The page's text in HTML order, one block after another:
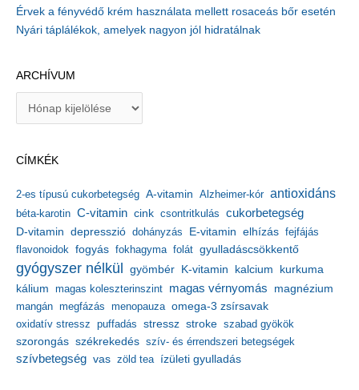
Érvek a fényvédő krém használata mellett rosaceás bőr esetén
Nyári táplálékok, amelyek nagyon jól hidratálnak
ARCHÍVUM
í
u
m
CÍMKÉK
2-es típusú cukorbetegség A-vitamin Alzheimer-kór antioxidáns
béta-karotin C-vitamin cink csontritkulás cukorbetegség
D-vitamin depresszió dohányzás E-vitamin elhízás fejfájás
flavonoidok fogyás fokhagyma folát gyulladáscsökkentő
gyógyszer nélkül gyömbér K-vitamin kalcium kurkuma
kálium magas koleszterinszint magas vérnyomás magnézium
mangán megfázás menopauza omega-3 zsírsavak
oxidatív stressz puffadás stressz stroke szabad gyökök
szorongás székrekedés szív- és érrendszeri betegségek
szívbetegség vas zöld tea ízületi gyulladás